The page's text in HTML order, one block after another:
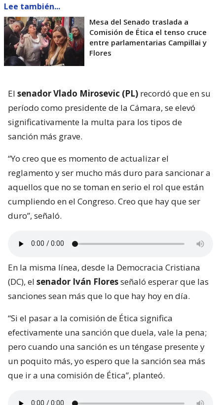
Lee también...
Mesa del Senado traslada a
Comisión de Ética el tenso cruce
entre parlamentarias Campillai y
Flores
El senador Vlado Mirosevic (PL) recordó que en su
período como presidente de la Cámara, se elevó
significativamente la multa para los tipos de
sanción más grave.
“Yo creo que es momento de actualizar el
reglamento y ser mucho más duro para sancionar a
aquellos que no se toman en serio el rol que están
cumpliendo en el Congreso. Creo que hay que ser
duro”, señaló.
En la misma línea, desde la Democracia Cristiana
(DC), el senador Iván Floresseñaló esperar que las
sanciones sean más que lo que hay hoy en día.
“Si el pasar a la comisión de Ética significa
efectivamente una sanción que duela, vale la pena;
pero cuando una sanción es un téngase presente y
un poquito más, yo espero que la sanción sea más
que ir a una comisión de Ética”, planteó.